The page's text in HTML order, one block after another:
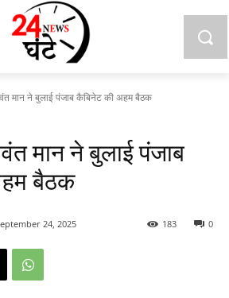
मान ने बुलाई पंजाब कैबिनेट की अहम बैठक
मान ने बुलाई पंजाब
बैठक
24, 2025 0
183